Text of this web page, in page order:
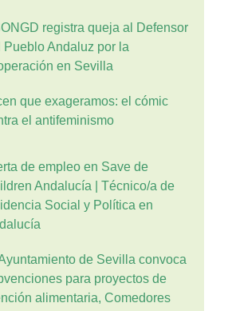
registra queja al Defensor
Pueblo Andaluz por la
en Sevilla
que exageramos: el cómic
el antifeminismo
de empleo en Save de
Andalucía | Técnico/a de
Social y Política en
de Sevilla convoca
para proyectos de
alimentaria, Comedores